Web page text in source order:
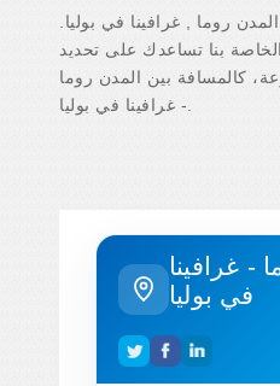
روما , غرافينا في بوليا.
بنا تساعدك على تحديد
كالمسافة بين المدن روما
- غرافينا
في بوليا